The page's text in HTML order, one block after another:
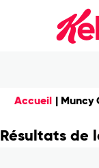
Accueil | Muncy
Résultats de